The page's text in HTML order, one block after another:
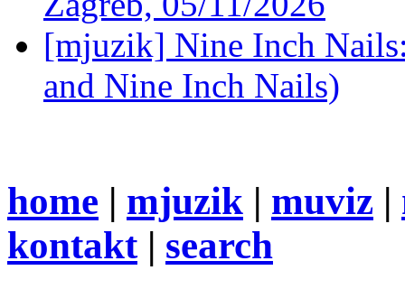
[mjuzik] Nine Inch
and Nine Inch Nails)
home | mjuzik | muviz |
kontakt| search